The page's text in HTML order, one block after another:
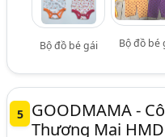
Bộ đồ bé gái Bộ đồ bé
5
GOODMAMA -
Thương Mại HMD